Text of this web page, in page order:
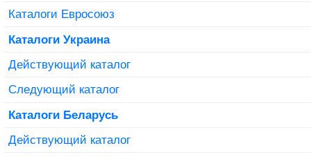
Каталоги Евросоюз
Каталоги Украина
Действующий каталог
Следующий каталог
Каталоги Беларусь
Действующий каталог